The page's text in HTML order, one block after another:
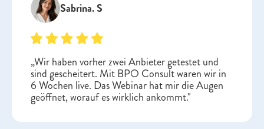
Sabrina. S
„Wir haben vorher zwei Anbieter getestet und
sind gescheitert. Mit BPO Consult waren wir in
6 Wochen live. Das Webinar hat mir die Augen
geöffnet, worauf es wirklich ankommt."